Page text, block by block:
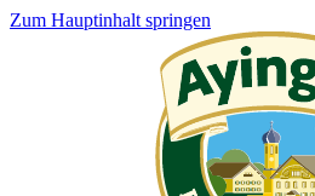
Zum Hauptinhalt springen